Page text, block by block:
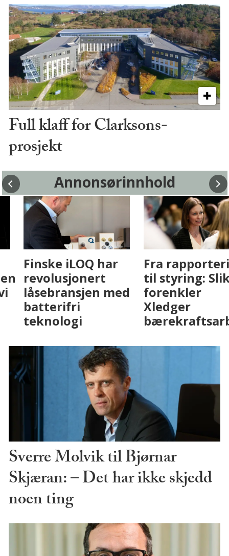
Full klaff for Clarksons-
prosjekt
Annonsørinnhold
Fenistra endrer
eiendomsbransjen
med AI. Slik ser vi
på fremtiden
Finske iLOQ har
revolusjonert
låsebransjen med
batterifri
teknologi
Sverre Molvik til Bjørnar
Skjæran: – Det har ikke skjedd
noen ting